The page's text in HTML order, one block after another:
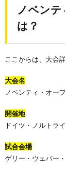
ノベンテ
は？
ここからは、大会
大会名
ノベンティ・オー
開催地
ドイツ・ノルトラ
試合会場
ゲリー・ウェバー